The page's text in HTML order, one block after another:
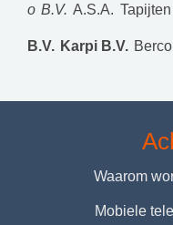
o B.V. A.S.A.
B.V. Karpi B.V.
Waarom
Mobiele